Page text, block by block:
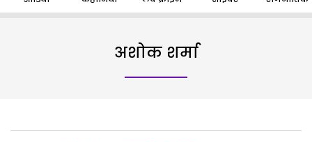
अशोक शर्मा